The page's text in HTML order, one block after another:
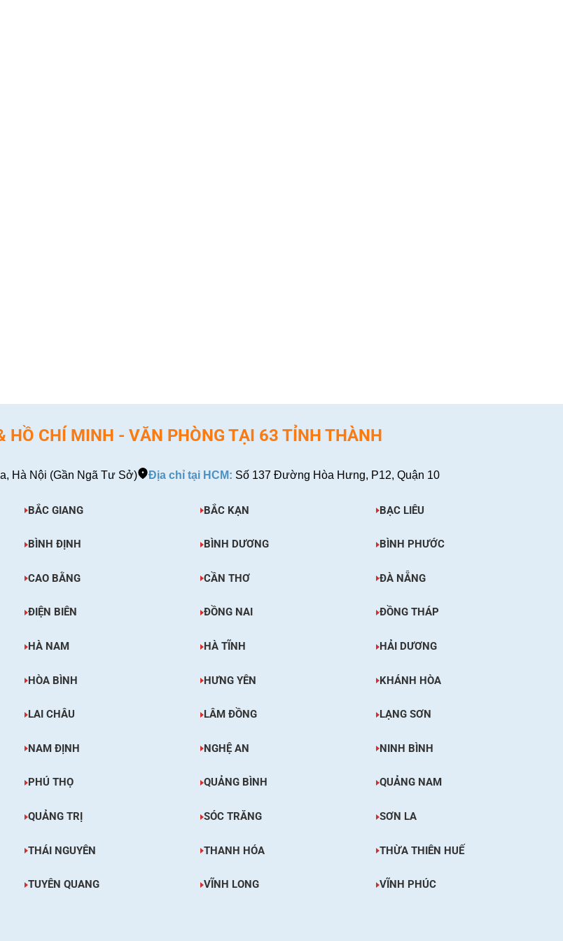
HỒ CHÍ MINH - VĂN PHÒNG TẠI 63 TỈNH THÀNH
Hà Nội (Gần Ngã Tư Sở) Địa chỉ tại HCM: Số 137 Đường Hòa Hưng, P12, Quận 10
BẮC GIANG BẮC KẠN BẠC LIÊU
BÌNH ĐỊNH BÌNH DƯƠNG BÌNH PHƯỚC
CAO BẰNG CẦN THƠ ĐÀ NẴNG
ĐIỆN BIÊN ĐỒNG NAI ĐỒNG THÁP
HÀ NAM HÀ TĨNH HẢI DƯƠNG
HÒA BÌNH HƯNG YÊN KHÁNH HÒA
LAI CHÂU LÂM ĐỒNG LẠNG SƠN
NAM ĐỊNH NGHỆ AN NINH BÌNH
PHÚ THỌ QUẢNG BÌNH QUẢNG NAM
QUẢNG TRỊ SÓC TRĂNG SƠN LA
THÁI NGUYÊN THANH HÓA THỪA THIÊN HUẾ
TUYÊN QUANG VĨNH LONG VĨNH PHÚC